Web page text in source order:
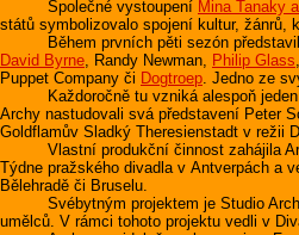
Společné vystoupení Mina Tanaky
států symbolizovalo spojení kultur, žánrů,
Během prvních pěti sezón představila
David Byrne, Randy Newman, Philip Glass,
Puppet Company či Dogtroep. Jedno ze
Každoročně tu vzniká alespoň jeden
Archy nastudovali svá představení Peter
Goldflamův Sladký Theresienstadt v režii
Vlastní produkční činnost zahájila
Týdne pražského divadla v Antverpách a
Bělehradě či Bruselu.
Svébytným projektem je Studio Archa,
umělců. V rámci tohoto projektu vedli v